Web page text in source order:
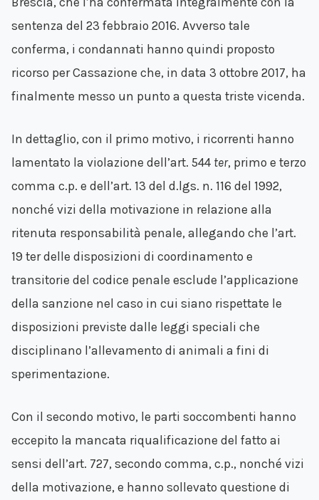
sentenza del 23 febbraio 2016. Avverso tale
conferma, i condannati hanno quindi proposto
ricorso per Cassazione che, in data 3 ottobre 2017, ha
finalmente messo un punto a questa triste vicenda.
In dettaglio, con il primo motivo, i ricorrenti hanno
lamentato la violazione dell’art. 544 ter, primo e terzo
comma c.p. e dell’art. 13 del d.lgs. n. 116 del 1992,
nonché vizi della motivazione in relazione alla
ritenuta responsabilità penale, allegando che l’art.
19 ter delle disposizioni di coordinamento e
transitorie del codice penale esclude l’applicazione
della sanzione nel caso in cui siano rispettate le
disposizioni previste dalle leggi speciali che
disciplinano l’allevamento di animali a fini di
sperimentazione.
Con il secondo motivo, le parti soccombenti hanno
eccepito la mancata riqualificazione del fatto ai
sensi dell’art. 727, secondo comma, c.p., nonché vizi
della motivazione, e hanno sollevato questione di